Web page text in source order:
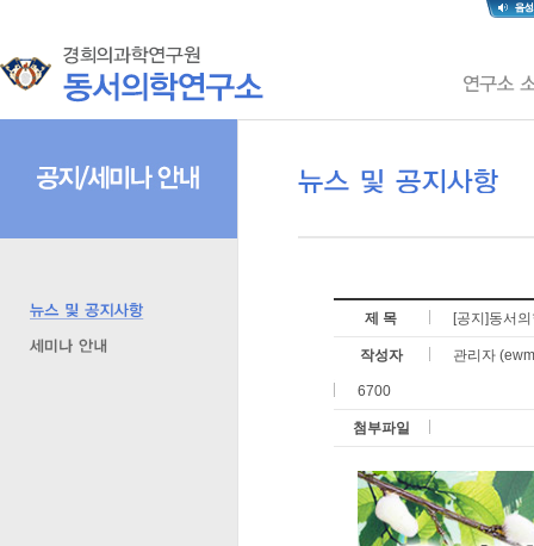
제 목 [공지]동서
작성자 관리자
6700
첨부파일